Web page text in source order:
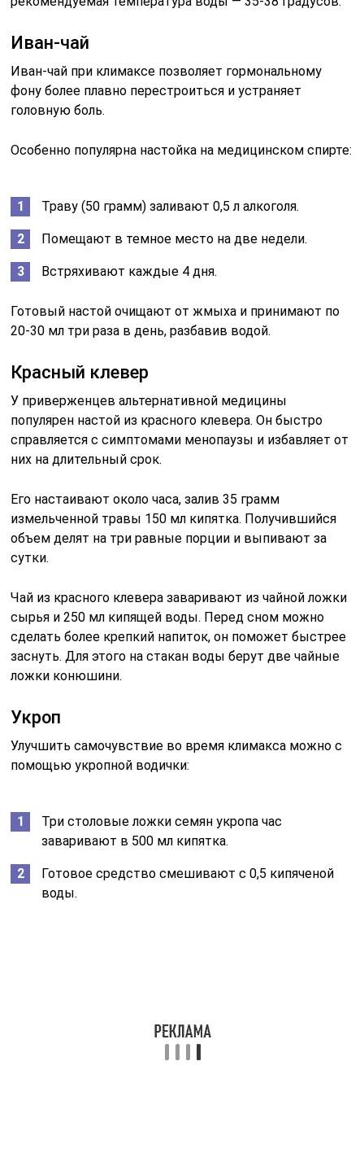
Иван-чай
Иван-чай при климаксе позволяет гормональному
фону более плавно перестроиться и устраняет
головную боль.
Особенно популярна настойка на медицинском спирте:
Траву (50 грамм) заливают 0,5 л алкоголя.
Помещают в темное место на две недели.
Встряхивают каждые 4 дня.
Готовый настой очищают от жмыха и принимают по
20-30 мл три раза в день, разбавив водой.
Красный клевер
У приверженцев альтернативной медицины
популярен настой из красного клевера. Он быстро
справляется с симптомами менопаузы и избавляет от
них на длительный срок.
Его настаивают около часа, залив 35 грамм
измельченной травы 150 мл кипятка. Получившийся
объем делят на три равные порции и выпивают за
сутки.
Чай из красного клевера заваривают из чайной ложки
сырья и 250 мл кипящей воды. Перед сном можно
сделать более крепкий напиток, он поможет быстрее
заснуть. Для этого на стакан воды берут две чайные
ложки конюшини.
Укроп
Улучшить самочувствие во время климакса можно с
помощью укропной водички:
Три столовые ложки семян укропа час
заваривают в 500 мл кипятка.
Готовое средство смешивают с 0,5 кипяченой
воды.